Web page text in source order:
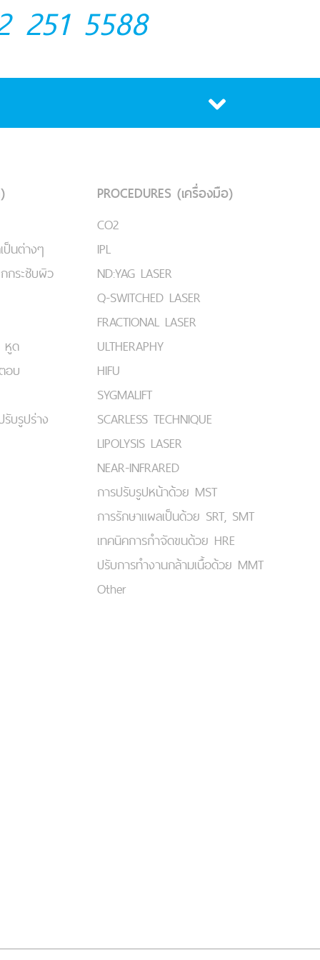
251 5588
นต่างๆ
ระชับผิว
หูด
อบ
บรูปร่าง
PROCEDURES (เครื่องมือ)
CO2
IPL
ND:YAG LASER
Q-SWITCHED LASER
FRACTIONAL LASER
ULTHERAPHY
HIFU
SYGMALIFT
SCARLESS TECHNIQUE
LIPOLYSIS LASER
NEAR-INFRARED
การปรับรูปหน้าด้วย MST
การรักษาแผลเป็นด้วย SRT, SMT
เทคนิคการกำจัดขนด้วย HRE
ปรับการทำงานกล้ามเนื้อด้วย MMT
Other